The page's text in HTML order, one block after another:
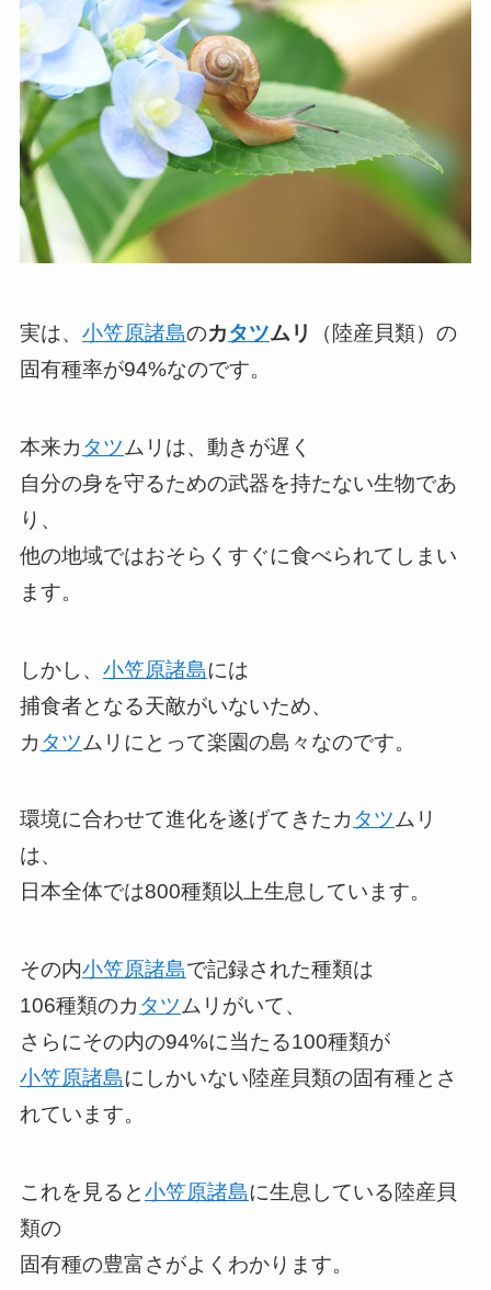
実は、 小笠原諸島のカタツムリ
（陸産貝類）の
固有種率が94%なのです。
本来カ タツ ムリは、動きが遅く
自分の身を守るための武器を持たない生物であ
り、
他の地域ではおそらくすぐに食べられてしまい
ます。
しかし、 小笠原諸島には
捕食者となる天敵がいないため、
カ タツ ムリにとって楽園の島々なのです。
環境に合わせて進化を遂げてきたカ タツムリ
は、
日本全体では800種類以上生息しています。
その内小笠原諸島で記録された種類は
106種類のカ タツ ムリがいて、
さらにその内の94%に当たる100種類が
小笠原諸島にしかいない陸産貝類の固有種とさ
れています。
これを見ると小笠原諸島に生息している陸産貝
類の
固有種の豊富さがよくわかります。